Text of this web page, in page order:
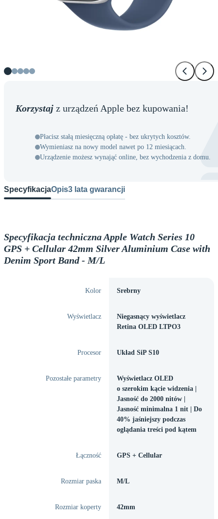
Korzystaj z urządzeń Apple bez kupowania!
Płacisz stałą miesięczną opłatę - bez ukrytych kosztów.
Wymieniasz na nowy model nawet po 12 miesiącach.
Urządzenie możesz wynająć online, bez wychodzenia z domu.
SpecyfikacjaOpis3 lata gwarancji
Specyfikacja techniczna Apple Watch Series 10
GPS + Cellular 42mm Silver Aluminium Case with
Denim Sport Band - M/L
Kolor Srebrny
Wyświetlacz
Niegasnący wyświetlacz
Retina OLED LTPO3
Procesor Układ SiP S10
Pozostałe parametry
Wyświetlacz OLED
o szerokim kącie widzenia |
Jasność do 2000 nitów |
Jasność minimalna 1 nit | Do
40% jaśniejszy podczas
oglądania treści pod kątem
Łączność GPS + Cellular
Rozmiar paska M/L
Rozmiar koperty 42mm